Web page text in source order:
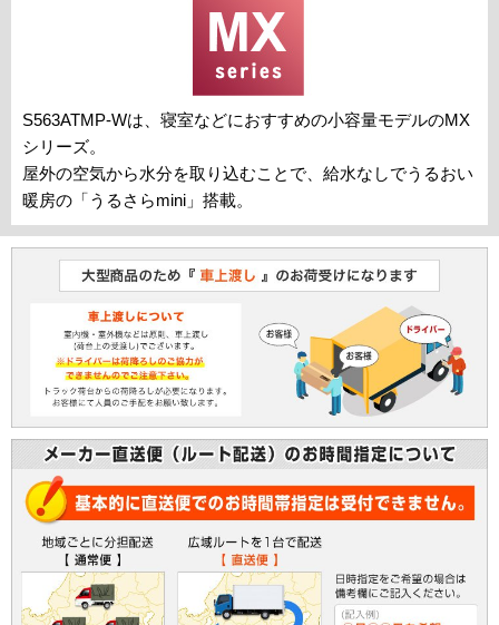
S563ATMP-Wは、寝室などにおすすめの小容量モデルのMX
シリーズ。
屋外の空気から水分を取り込むことで、給水なしでうるおい
暖房の「うるさらmini」搭載。